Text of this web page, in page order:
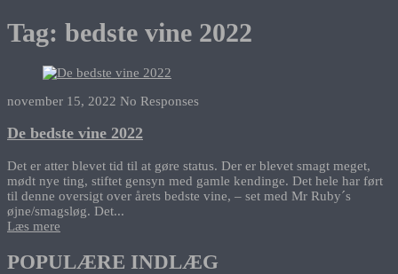
Tag: bedste vine 2022
november 15, 2022 No Responses
De bedste vine 2022
Det er atter blevet tid til at gøre status. Der er blevet smagt meget,
mødt nye ting, stiftet gensyn med gamle kendinge. Det hele har ført
til denne oversigt over årets bedste vine, – set med Mr Ruby´s
øjne/smagsløg. Det...
Læs mere
POPULÆRE INDLÆG